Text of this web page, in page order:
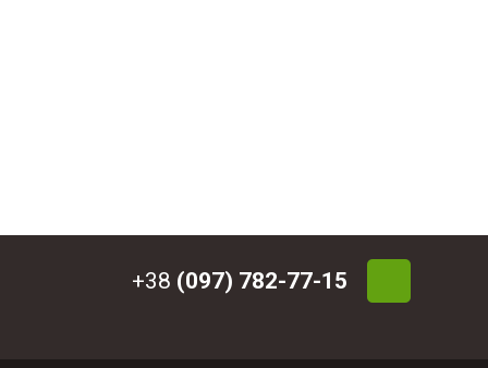
+38 (097) 782-77-15